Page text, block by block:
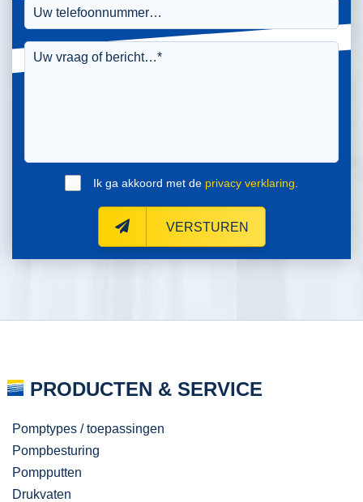
Ik ga akkoord met de privacy verklaring
VERSTUREN
PRODUCTEN & SERVICE
Pomptypes / toepassingen
Pompbesturing
Pompputten
Drukvaten